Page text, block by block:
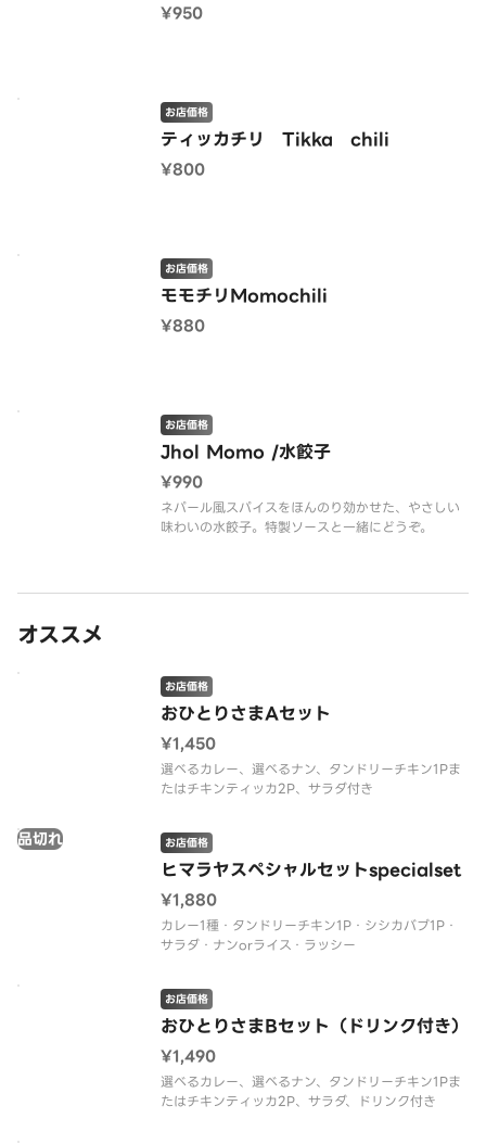
¥950
ティッカチリ Tikka chili
お店価格
¥800
モモチリMomochili
お店価格
¥880
Jhol Momo /水餃子
お店価格
¥990
ネパール風スパイスをほんのり効かせた、やさしい
味わいの水餃子。特製ソースと一緒にどうぞ。
オススメ
おひとりさまAセット
お店価格
¥1,450
選べるカレー、選べるナン、タンドリーチキン1Pま
たはチキンティッカ2P、サラダ付き
ヒマラヤスペシャルセットspecialset
品切れ お店価格
¥1,880
カレー1種・タンドリーチキン1P・シシカバブ1P・
サラダ・ナンorライス・ラッシー
おひとりさまBセット（ドリンク付き）
お店価格
¥1,490
選べるカレー、選べるナン、タンドリーチキン1Pま
たはチキンティッカ2P、サラダ、ドリンク付き